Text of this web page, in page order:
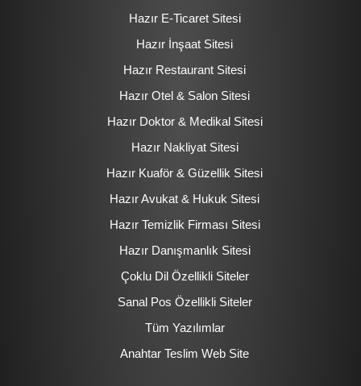
Hazır E-Ticaret Sitesi
Hazır İnşaat Sitesi
Hazır Restaurant Sitesi
Hazır Otel & Salon Sitesi
Hazır Doktor & Medikal Sitesi
Hazır Nakliyat Sitesi
Hazır Kuaför & Güzellik Sitesi
Hazır Avukat & Hukuk Sitesi
Hazır Temizlik Firması Sitesi
Hazır Danışmanlık Sitesi
Çoklu Dil Özellikli Siteler
Sanal Pos Özellikli Siteler
Tüm Yazılımlar
Anahtar Teslim Web Site